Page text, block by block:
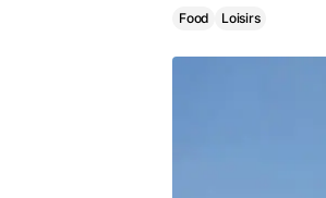
Food Loisirs